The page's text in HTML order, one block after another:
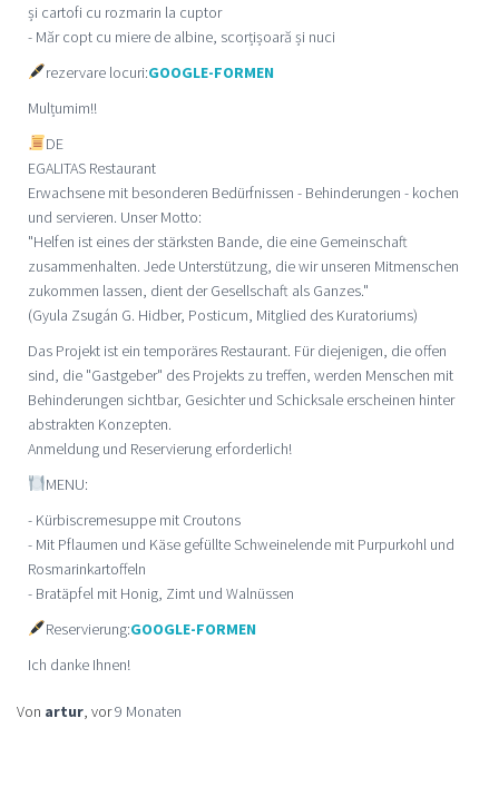
și cartofi cu rozmarin la cuptor
- Măr copt cu miere de albine, scorțișoară și nuci
rezervare locuri:GOOGLE-FORMEN
Mulțumim!!
DE
EGALITAS Restaurant
Erwachsene mit besonderen Bedürfnissen - Behinderungen - kochen
und servieren. Unser Motto:
"Helfen ist eines der stärksten Bande, die eine Gemeinschaft
zusammenhalten. Jede Unterstützung, die wir unseren Mitmenschen
zukommen lassen, dient der Gesellschaft als Ganzes."
(Gyula Zsugán G. Hidber, Posticum, Mitglied des Kuratoriums)
Das Projekt ist ein temporäres Restaurant. Für diejenigen, die offen
sind, die "Gastgeber" des Projekts zu treffen, werden Menschen mit
Behinderungen sichtbar, Gesichter und Schicksale erscheinen hinter
abstrakten Konzepten.
Anmeldung und Reservierung erforderlich!
MENU:
- Kürbiscremesuppe mit Croutons
- Mit Pflaumen und Käse gefüllte Schweinelende mit Purpurkohl und
Rosmarinkartoffeln
- Bratäpfel mit Honig, Zimt und Walnüssen
Reservierung:GOOGLE-FORMEN
Ich danke Ihnen!
Von artur, vor9 Monaten